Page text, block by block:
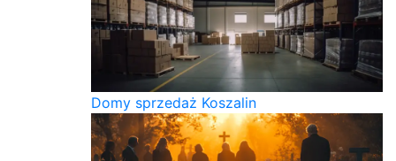
Domy sprzedaż Koszalin